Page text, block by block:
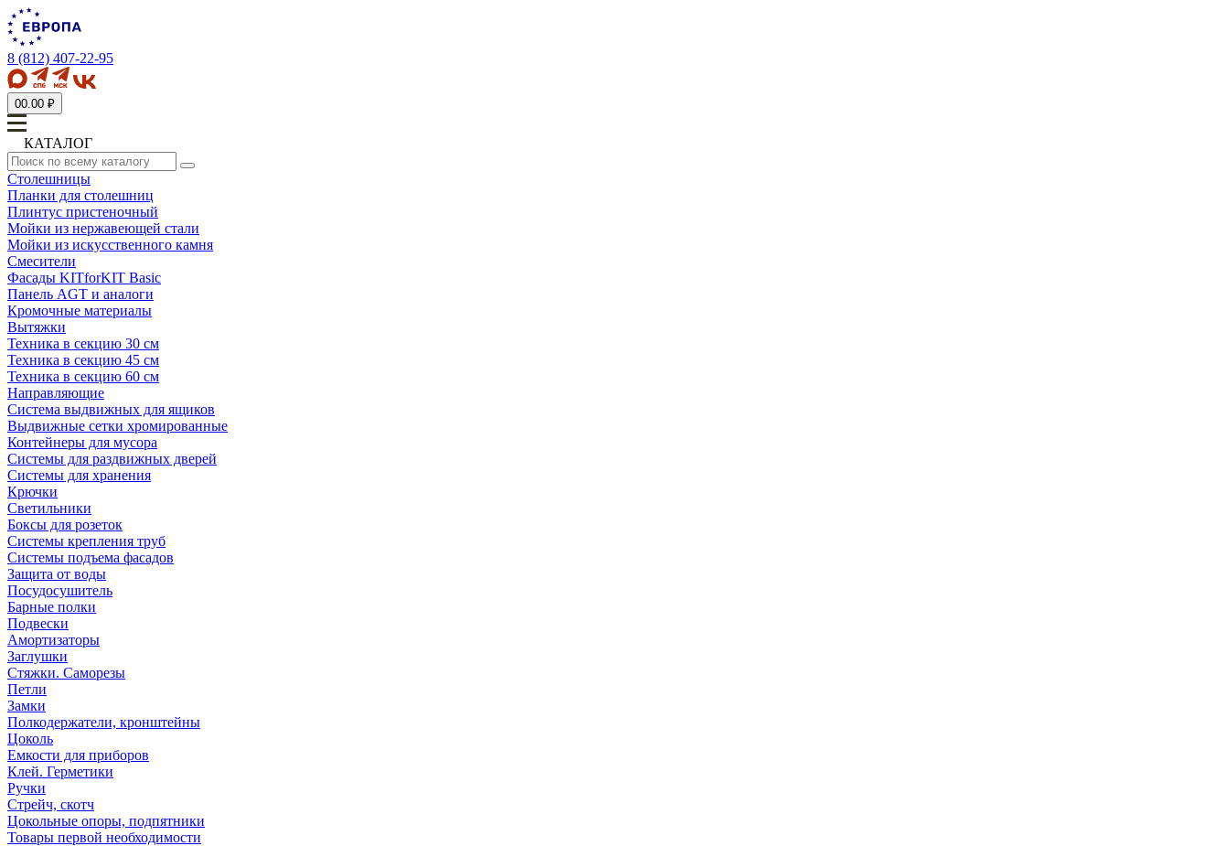
8 (812) 407-22-95
00.00 ₽
КАТАЛОГ
Столешницы
Планки для столешниц
Плинтус пристеночный
Мойки из нержавеющей стали
Мойки из искусственного камня
Смесители
Фасады KITforKIT Basic
Панель AGT и аналоги
Кромочные материалы
Вытяжки
Техника в секцию 30 см
Техника в секцию 45 см
Техника в секцию 60 см
Направляющие
Система выдвижных для ящиков
Выдвижные сетки хромированные
Контейнеры для мусора
Системы для раздвижных дверей
Системы для хранения
Крючки
Светильники
Боксы для розеток
Системы крепления труб
Системы подъема фасадов
Защита от воды
Посудосушитель
Барные полки
Подвески
Амортизаторы
Заглушки
Стяжки. Саморезы
Петли
Замки
Полкодержатели, кронштейны
Цоколь
Емкости для приборов
Клей. Герметики
Ручки
Стрейч, скотч
Цокольные опоры, подпятники
Товары первой необходимости